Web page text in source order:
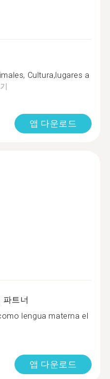
Cultura,lugares a
앱 다운로드
파트너
lengua materna el
앱 다운로드